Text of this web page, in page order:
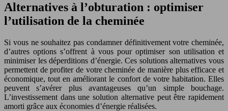
Alternatives à l’obturation : optimiser
l’utilisation de la cheminée
Si vous ne souhaitez pas condamner définitivement votre cheminée,
d’autres options s’offrent à vous pour optimiser son utilisation et
minimiser les déperditions d’énergie. Ces solutions alternatives vous
permettent de profiter de votre cheminée de manière plus efficace et
économique, tout en améliorant le confort de votre habitation. Elles
peuvent s’avérer plus avantageuses qu’un simple bouchage.
L’investissement dans une solution alternative peut être rapidement
amorti grâce aux économies d’énergie réalisées.